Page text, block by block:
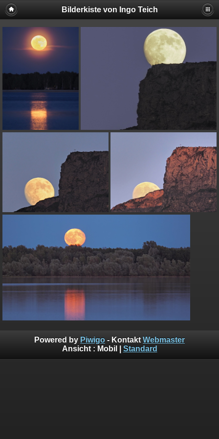
Bilderkiste von Ingo Teich
Powered by Piwigo - Kontakt Webmaster
Ansicht : Mobil Standard